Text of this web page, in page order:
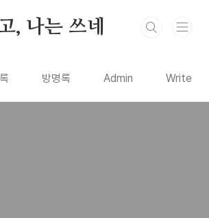
, 나는 쓰네
방명록 Admin Write